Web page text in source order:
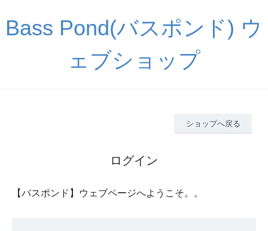
Bass Pond(バスポンド) ウ
ェブショップ
ショップへ戻る
ログイン
【バスポンド】ウェブページへようこそ。。